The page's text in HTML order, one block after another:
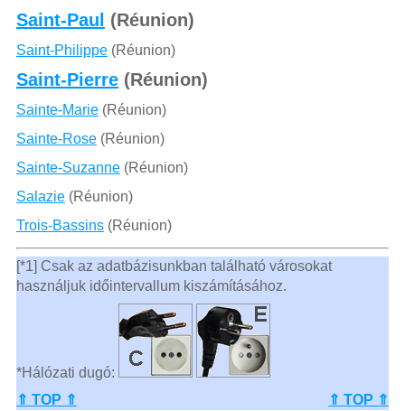
Saint-Paul (Réunion)
Saint-Philippe(Réunion)
Saint-Pierre(Réunion)
Sainte-Marie(Réunion)
Sainte-Rose(Réunion)
Sainte-Suzanne(Réunion)
Salazie(Réunion)
Trois-Bassins(Réunion)
[*1] Csak az adatbázisunkban található városokat
használjuk időintervallum kiszámításához.
*Hálózati dugó:
⇑ TOP ⇑
⇑ TOP ⇑